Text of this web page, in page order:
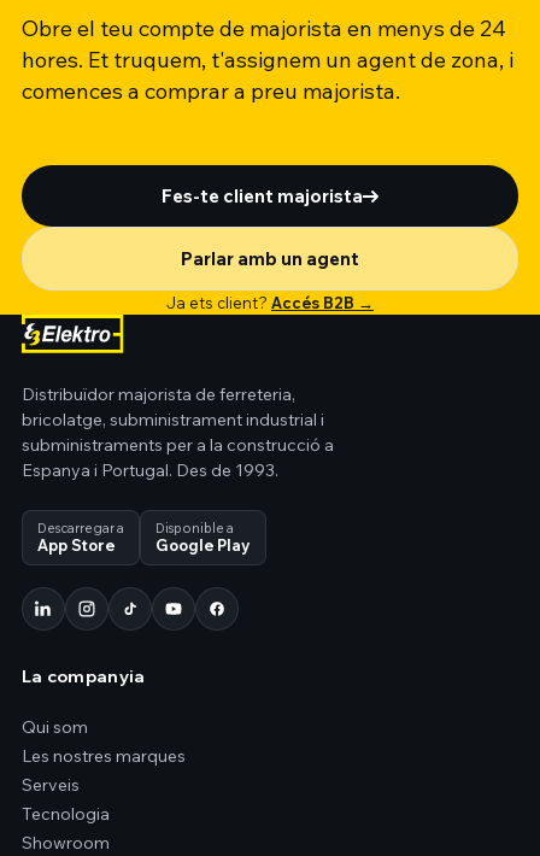
Obre el teu compte de majorista en menys de 24
hores. Et truquem, t'assignem un agent de zona, i
comences a comprar a preu majorista.
Fes-te client majorista
Parlar amb un agent
Ja ets client? Accés B2B →
Distribuïdor majorista de ferreteria,
bricolatge, subministrament industrial i
subministraments per a la construcció a
Espanya i Portugal. Des de 1993.
Descarregar a
App Store
Disponible a
Google Play
La companyia
Qui som
Les nostres marques
Serveis
Tecnologia
Showroom